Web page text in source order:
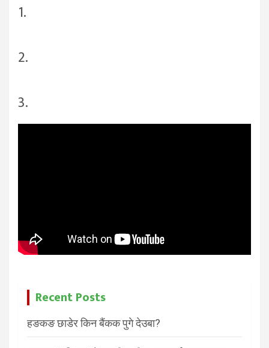
1.
2.
3.
Recent Posts
हङकङ छाडेर किन बैंकक पुगे देउबा?